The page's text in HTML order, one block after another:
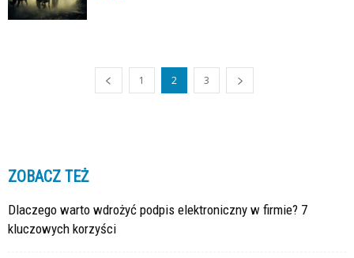
1 2 3
ZOBACZ TEŻ
Dlaczego warto wdrożyć podpis elektroniczny w firmie? 7
kluczowych korzyści